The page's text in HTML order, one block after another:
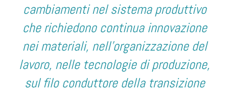
cambiamenti nel sistema produttivo
che richiedono continua innovazione
nei materiali, nell’organizzazione del
lavoro, nelle tecnologie di produzione,
sul filo conduttore della transizione